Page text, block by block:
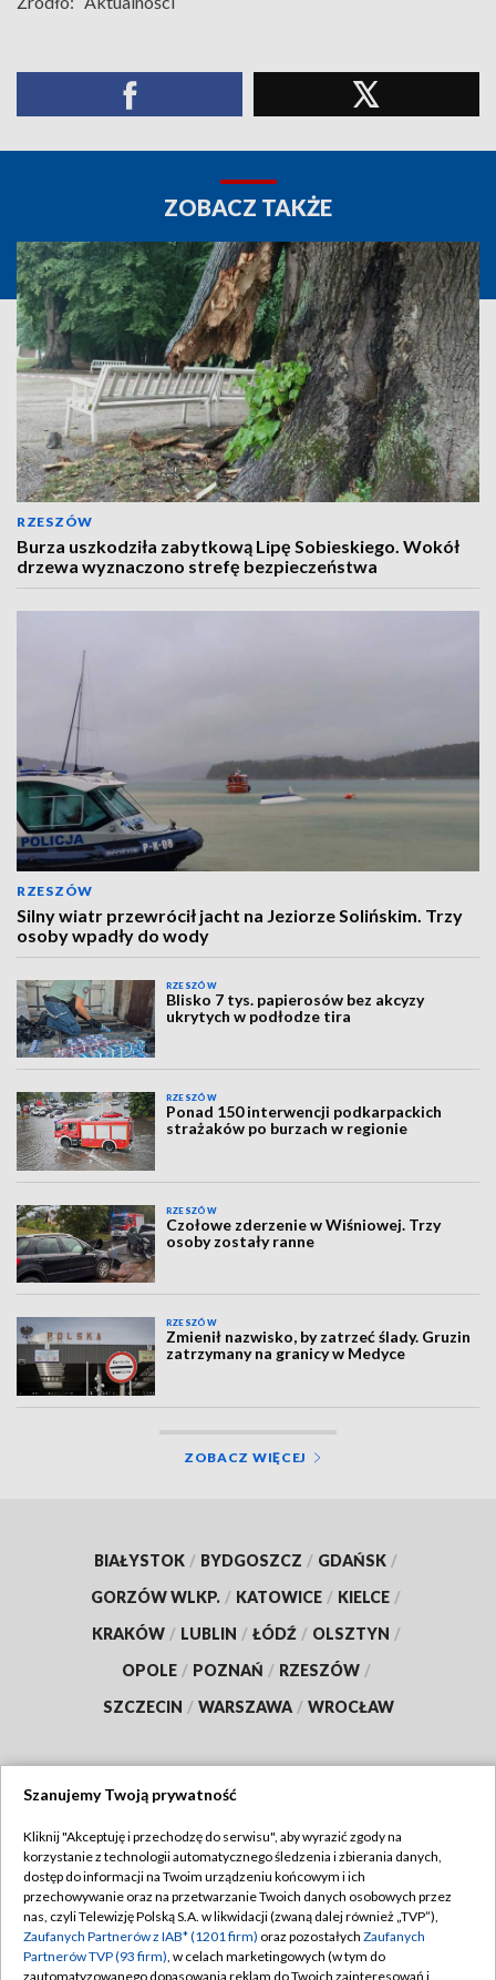
ZOBACZ TAKŻE
RZESZÓW
Burza uszkodziła zabytkową Lipę Sobieskiego. Wokół
drzewa wyznaczono strefę bezpieczeństwa
RZESZÓW
Silny wiatr przewrócił jacht na Jeziorze Solińskim. Trzy
osoby wpadły do wody
RZESZÓW
Blisko 7 tys. papierosów bez akcyzy
ukrytych w podłodze tira
RZESZÓW
Ponad 150 interwencji podkarpackich
strażaków po burzach w regionie
RZESZÓW
Czołowe zderzenie w Wiśniowej. Trzy
osoby zostały ranne
RZESZÓW
Zmienił nazwisko, by zatrzeć ślady. Gruzin
zatrzymany na granicy w Medyce
ZOBACZ WIĘCEJ
BIAŁYSTOK / BYDGOSZCZ / GDAŃSK /
GORZÓW WLKP. / KATOWICE / KIELCE /
KRAKÓW / LUBLIN / ŁÓDŹ / OLSZTYN /
OPOLE / POZNAŃ / RZESZÓW /
SZCZECIN / WARSZAWA / WROCŁAW
TVP
Abonament TVP
Emisja w TVP
Centrum informacji TVP
Regulamin TVP
Polityka prywatności
Moje zgody
Szanujemy Twoją prywatność
Kliknij "Akceptuję i przechodzę do serwisu", aby wyrazić zgody na
korzystanie z technologii automatycznego śledzenia i zbierania danych,
dostęp do informacji na Twoim urządzeniu końcowym i ich
przechowywanie oraz na przetwarzanie Twoich danych osobowych przez
nas, czyli Telewizję Polską S.A. w likwidacji (zwaną dalej również „TVP”),
Zaufanych Partnerów z IAB* (1201 firm) oraz pozostałych Zaufanych
Partnerów TVP (93 firm), w celach marketingowych (w tym do
zautomatyzowanego dopasowania reklam do Twoich zainteresowań i